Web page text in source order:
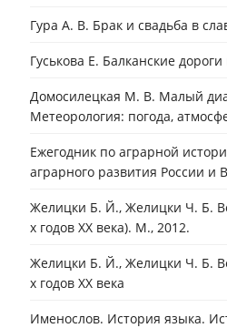
Гура А. В. Брак и свадьба в
Гуськова Е. Балканские
Домосилецкая М. В. Малый
Метеорология: погода,
Ежегодник по аграрной
аграрного развития России и
Желицки Б. Й., Желицки Ч. Б.
х годов XX века). М., 2012.
Желицки Б. Й., Желицки Ч. Б.
х годов XX века
Именослов. История языка.